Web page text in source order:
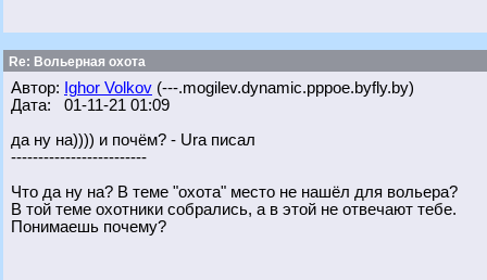
Re: Вольерная охота
Автор: Ighor Volkov (---.mogilev.dynamic.pppoe.byfly.by)
Дата: 01-11-21 01:09
да ну на)))) и почём? - Ura писал
-------------------------
Что да ну на? В теме "охота" место не нашёл для вольера?
В той теме охотники собрались, а в этой не отвечают тебе.
Понимаешь почему?